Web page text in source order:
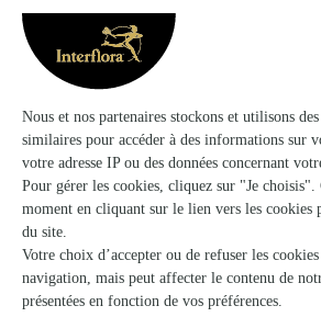
Saint Quentin
★★★★4.2 (26)
110, rue Georges Pompidou
Voir la boutique